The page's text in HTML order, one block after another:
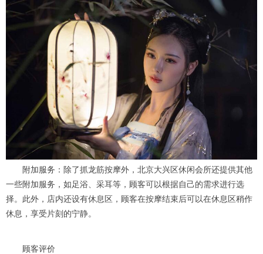
附加服务：除了抓龙筋按摩外，北京大兴区休闲会所还提供其他
一些附加服务，如足浴、采耳等，顾客可以根据自己的需求进行选
择。此外，店内还设有休息区，顾客在按摩结束后可以在休息区稍作
休息，享受片刻的宁静。
顾客评价